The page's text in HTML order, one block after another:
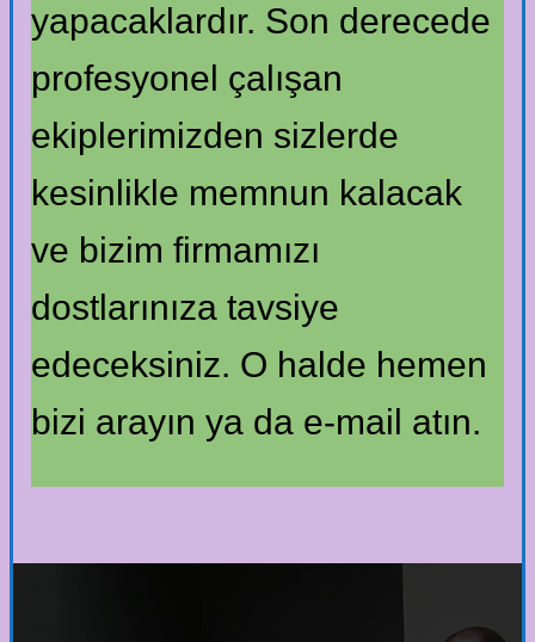
yapacaklardır. Son derecede
profesyonel çalışan
ekiplerimizden sizlerde
kesinlikle memnun kalacak
ve bizim firmamızı
dostlarınıza tavsiye
edeceksiniz. O halde hemen
bizi arayın ya da e-mail atın.